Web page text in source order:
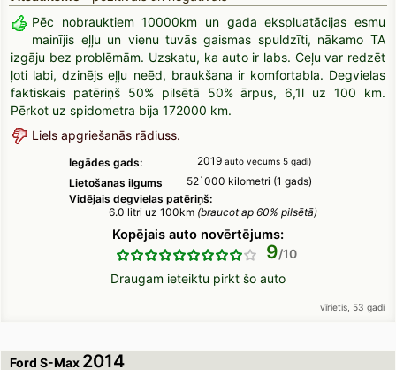
Pēc nobrauktiem 10000km un gada ekspluatācijas esmu
mainījis eļļu un vienu tuvās gaismas spuldzīti, nākamo TA
izgāju bez problēmām. Uzskatu, ka auto ir labs. Ceļu var redzēt
ļoti labi, dzinējs eļļu neēd, braukšana ir komfortabla. Degvielas
faktiskais patēriņš 50% pilsētā 50% ārpus, 6,1l uz 100 km.
Pērkot uz spidometra bija 172000 km.
Liels apgriešanās rādiuss.
Iegādes gads: 2019 auto vecums 5 gadi)
Lietošanas ilgums
52`000 kilometri (1 gads)
Vidējais degvielas patēriņš:
6.0 litri uz 100km (braucot ap 60% pilsētā)
Kopējais auto novērtējums:
9
Draugam ieteiktu pirkt šo auto
vīrietis, 53 gadi
Ford S-Max 2014